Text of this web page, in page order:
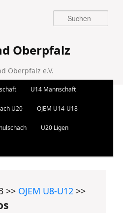
Oberpfalz
Oberpfalz e.V.
Suchen
wechselnU14 Mannschaft
U20 OJEM U14-U18
U20 Ligen
>> OJEM U8-U12>>